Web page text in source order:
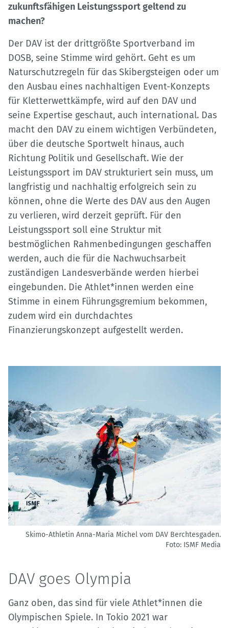
zukunftsfähigen Leistungssport geltend zu
machen?
Der DAV ist der drittgrößte Sportverband im
DOSB, seine Stimme wird gehört. Geht es um
Naturschutzregeln für das Skibergsteigen oder um
den Ausbau eines nachhaltigen Event-Konzepts
für Kletterwettkämpfe, wird auf den DAV und
seine Expertise geschaut, auch international. Das
macht den DAV zu einem wichtigen Verbündeten,
über die deutsche Sportwelt hinaus, auch
Richtung Politik und Gesellschaft. Wie der
Leistungssport im DAV strukturiert sein muss, um
langfristig und nachhaltig erfolgreich sein zu
können, ohne die Werte des DAV aus den Augen
zu verlieren, wird derzeit geprüft. Für den
Leistungssport soll eine Struktur mit
bestmöglichen Rahmenbedingungen geschaffen
werden, auch die für die Nachwuchsarbeit
zuständigen Landesverbände werden hierbei
eingebunden. Die Athlet*innen werden eine
Stimme in einem Führungsgremium bekommen,
zudem wird ein durchdachtes
Finanzierungskonzept aufgestellt werden.
Skimo-Athletin Anna-Maria Michel vom DAV Berchtesgaden.
Foto: ISMF Media
DAV goes Olympia
Ganz oben, das sind für viele Athlet*innen die
Olympischen Spiele. In Tokio 2021 war